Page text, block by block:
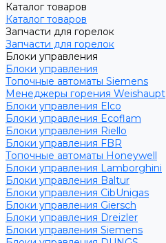
Каталог товаров
Каталог товаров
Запчасти для горелок
Запчасти для горелок
Блоки управления
Блоки управления
Топочные автоматы Siemens
Менеджеры горения Weishaupt
Блоки управления Elco
Блоки управления Ecoflam
Блоки управления Riello
Блоки управления FBR
Топочные автоматы Honeywell
Блоки управления Lamborghini
Блоки управления Baltur
Блоки управления CibUnigas
Блоки управления Giersch
Блоки управления Dreizler
Блоки управления Siemens